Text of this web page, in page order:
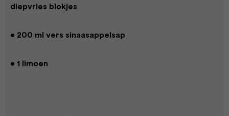
diepvries blokjes
• 200 ml vers sinaasappelsap
• 1 limoen